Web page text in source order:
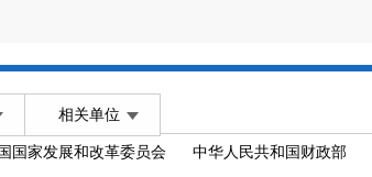
相关单位
国家发展和改革委员会 中华人民共和国财政部